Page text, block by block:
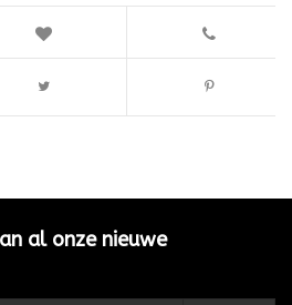
al onze nieuwe